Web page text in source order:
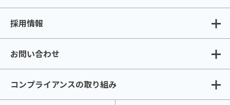
採用情報
お問い合わせ
コンプライアンスの取り組み